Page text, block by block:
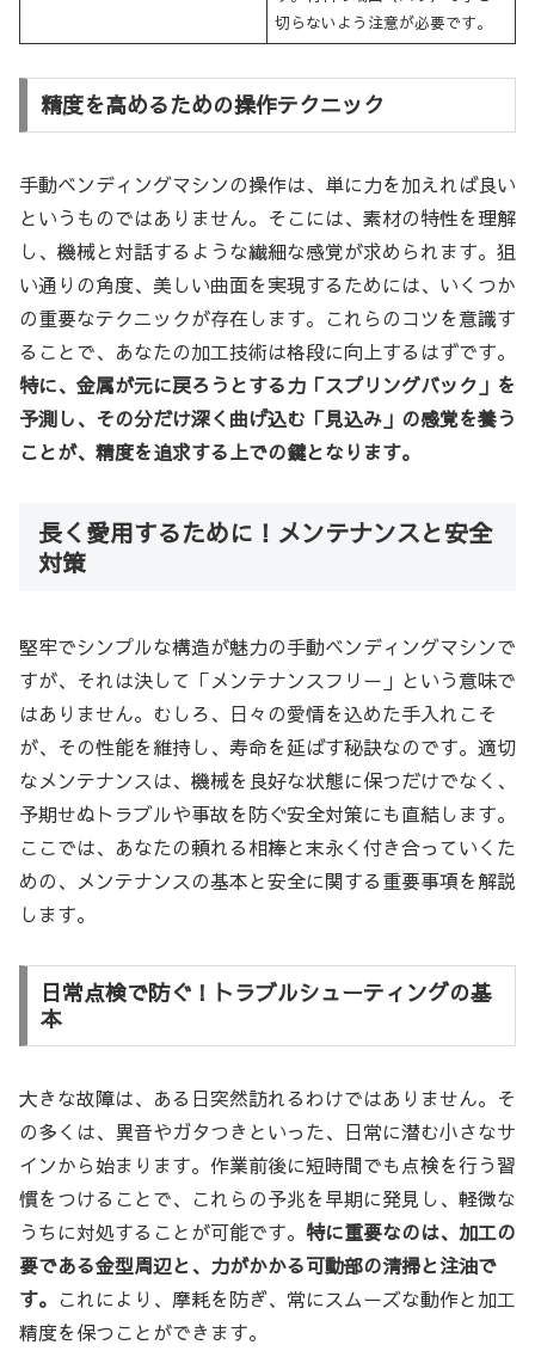
切らないよう注意が必要です。
精度を高めるための操作テクニック
手動ベンディングマシンの操作は、単に力を加えれば良い
というものではありません。そこには、素材の特性を理解
し、機械と対話するような繊細な感覚が求められます。狙
い通りの角度、美しい曲面を実現するためには、いくつか
の重要なテクニックが存在します。これらのコツを意識す
ることで、あなたの加工技術は格段に向上するはずです。
特に、金属が元に戻ろうとする力「スプリングバック」を
予測し、その分だけ深く曲げ込む「見込み」の感覚を養う
ことが、精度を追求する上での鍵となります。
長く愛用するために！メンテナンスと安全
対策
堅牢でシンプルな構造が魅力の手動ベンディングマシンで
すが、それは決して「メンテナンスフリー」という意味で
はありません。むしろ、日々の愛情を込めた手入れこそ
が、その性能を維持し、寿命を延ばす秘訣なのです。適切
なメンテナンスは、機械を良好な状態に保つだけでなく、
予期せぬトラブルや事故を防ぐ安全対策にも直結します。
ここでは、あなたの頼れる相棒と末永く付き合っていくた
めの、メンテナンスの基本と安全に関する重要事項を解説
します。
日常点検で防ぐ！トラブルシューティングの基
本
大きな故障は、ある日突然訪れるわけではありません。そ
の多くは、異音やガタつきといった、日常に潜む小さなサ
インから始まります。作業前後に短時間でも点検を行う習
慣をつけることで、これらの予兆を早期に発見し、軽微な
うちに対処することが可能です。 特に重要なのは、加工の
要である金型周辺と、力がかかる可動部の清掃と注油で
す。 これにより、摩耗を防ぎ、常にスムーズな動作と加工
精度を保つことができます。